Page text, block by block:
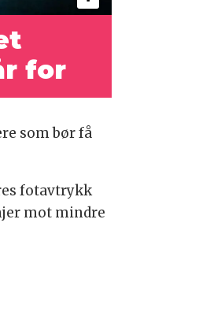
for
som bør få
fotavtrykk
mot mindre